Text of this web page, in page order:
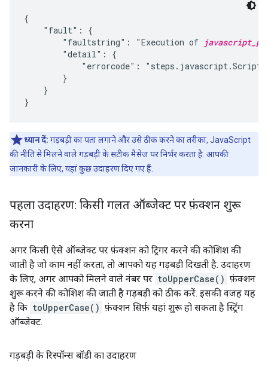
{
    "fault": {
        "faultstring": "Execution of
        "detail": {
"errorcode":
        }
    }
ध्यान दें: गड़बड़ी का पता लगाने और उसे ठीक करने का तरीका, JavaScript
की नीति से मिलने वाले गड़बड़ी के सटीक मैसेज पर निर्भर करता है. आपकी
जानकारी के लिए, यहां कुछ उदाहरण दिए गए हैं.
पहला उदाहरण: किसी गलत ऑब्जेक्ट पर फ़ंक्शन शुरू
करना
अगर किसी ऐसे ऑब्जेक्ट पर फ़ंक्शन को ट्रिगर करने की कोशिश की
जाती है जो काम नहीं करता, तो आपको यह गड़बड़ी दिखती है. उदाहरण
के लिए, अगर आपको मिलने वाले नंबर पर toUpperCase() फ़ंक्शन
शुरू करने की कोशिश की जाती है गड़बड़ी को ठीक करें. इसकी वजह यह
है कि toUpperCase() फ़ंक्शन सिर्फ़ यहां शुरू हो सकता है स्ट्रिंग
ऑब्जेक्ट.
गड़बड़ी के रिस्पॉन्स बॉडी का उदाहरण